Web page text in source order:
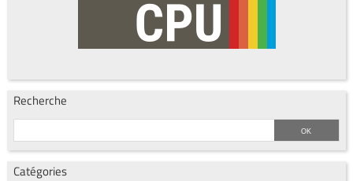
Recherche
Catégories